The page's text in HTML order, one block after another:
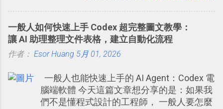
工具 2016 年新增 ： 如何將 Trello 切換到繁
體中文版？網頁 App 全中文化 2016/7/7 新
增 ： 如何活用 Trello 記帳？我的理財計畫心
資料快速剪貼到 Trello？收集專案資料技巧
2016/8 新增： Trello 開放「強化功能」讓免
費用戶串聯 Evernote 等雲端服務 2016/8 新
成相隔一個禮拜，這時再次複習，就能把記
憶強化，讓記憶延長到可能半個月；那時候
再做一次複習，或許我們就擁有了接下來一
練習，就能讓一個東西成為腦海中更深刻的
記憶。 問題是，當我們一次要記住 1000 個
英文單字，或是一次要準備數百個考試問題
一般人如何快速上手 Codex 超完整圖文教學：
讓 AI 助理整理文件表格，建立自動化流程
作者： Esor Huang 5月 01, 2026
一般人也能快速上手的 AI Agent：Codex 電
腦端軟體 今天這篇文章想分享的是：如果我
們不是懂程式設計的工程師， 一般人要怎麼